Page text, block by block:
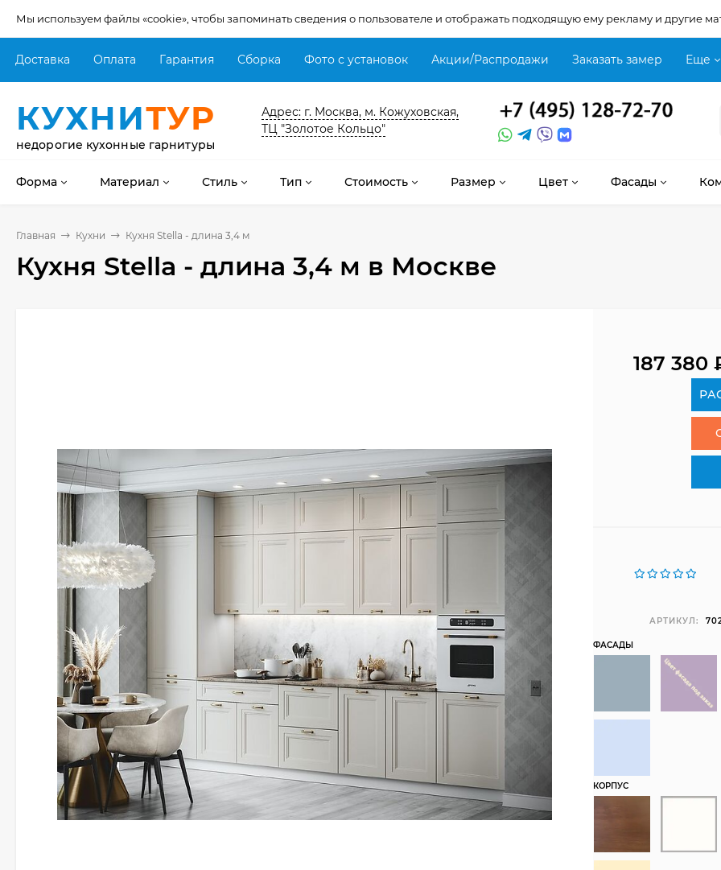
Мы используем файлы «cookie», чтобы запоминать сведения о пользователе и отображать подходящую ему рекламу и другие
Доставка Оплата Гарантия Сборка Фото с установок Акции/Распродажи Заказать замер Еще
КУХНИТУР
недорогие кухонные гарнитуры
Адрес: г. Москва, м. Кожуховская,
ТЦ "Золотое Кольцо"
Форма Материал Стиль Тип Стоимость Размер Цвет Фасады
Главная Кухни Кухня Stella - длина 3,4 м
Кухня Stella - длина 3,4 м в Москве
187 380
АРТИКУЛ:
ФАСАДЫ
КОРПУС